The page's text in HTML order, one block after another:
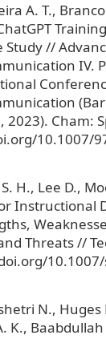
A. T., Branco
Study //
IV.
2023). Cham:
10.1007/
H., Lee D.,
Instructional
Threats //
N., Huges
K.,